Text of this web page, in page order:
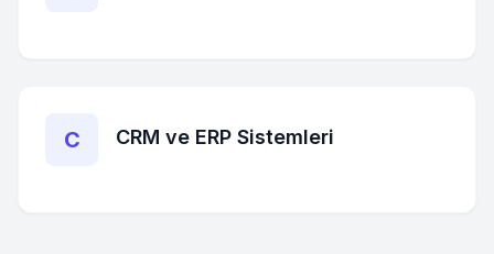
C CRM ve ERP Sistemleri